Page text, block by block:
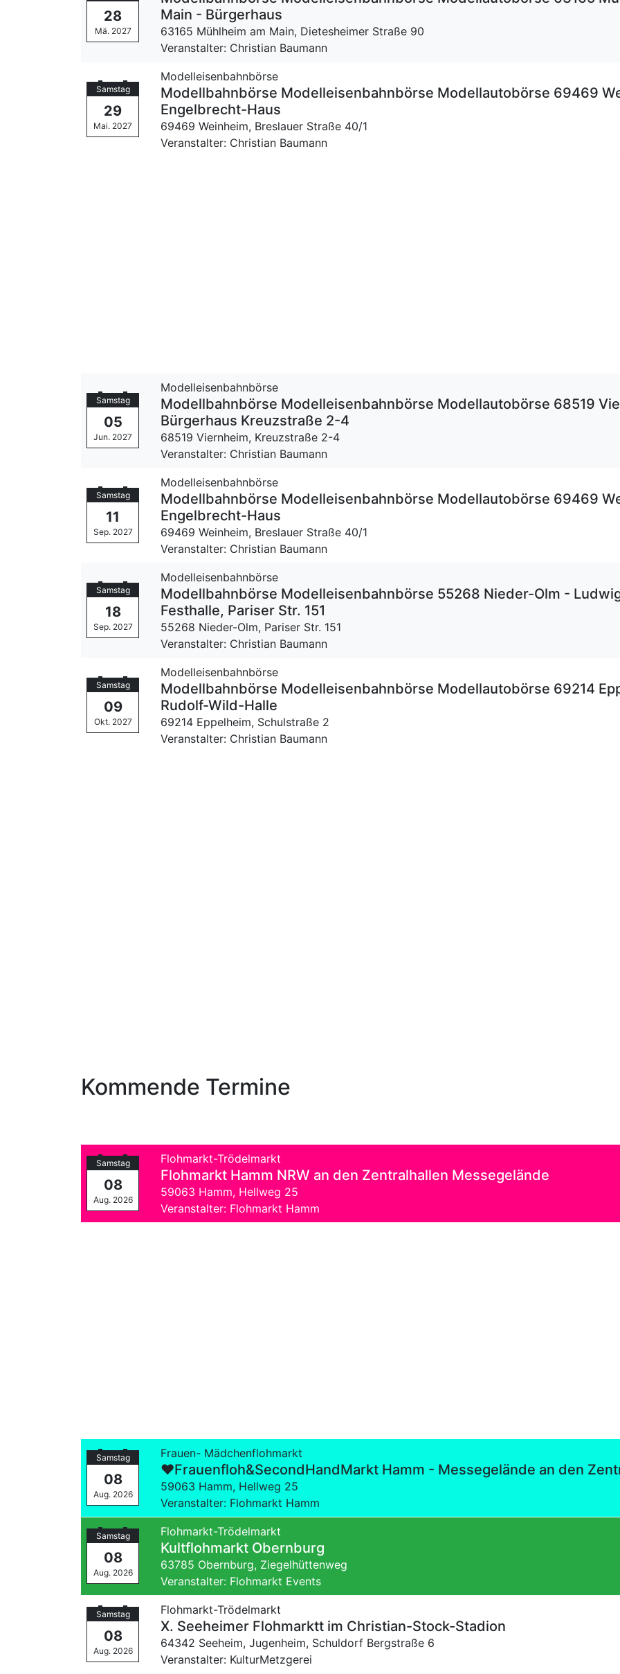
28
Mä. 2027
Main - Bürgerhaus
63165 Mühlheim am Main, Dietesheimer Straße 90
Veranstalter: Christian Baumann
Samstag
29
Mai. 2027
Modelleisenbahnbörse
Modellbahnbörse Modelleisenbahnbörse Modellautobörse 69469
Engelbrecht-Haus
69469 Weinheim, Breslauer Straße 40/1
Veranstalter: Christian Baumann
Samstag
05
Jun. 2027
Modelleisenbahnbörse
Modellbahnbörse Modelleisenbahnbörse Modellautobörse 68519
Bürgerhaus Kreuzstraße 2-4
68519 Viernheim, Kreuzstraße 2-4
Veranstalter: Christian Baumann
Samstag
11
Sep. 2027
Modelleisenbahnbörse
Modellbahnbörse Modelleisenbahnbörse Modellautobörse 69469
Engelbrecht-Haus
69469 Weinheim, Breslauer Straße 40/1
Veranstalter: Christian Baumann
Samstag
18
Sep. 2027
Modelleisenbahnbörse
Modellbahnbörse Modelleisenbahnbörse 55268 Nieder-Olm -
Festhalle, Pariser Str. 151
55268 Nieder-Olm, Pariser Str. 151
Veranstalter: Christian Baumann
Samstag
09
Okt. 2027
Modelleisenbahnbörse
Modellbahnbörse Modelleisenbahnbörse Modellautobörse 69214
Rudolf-Wild-Halle
69214 Eppelheim, Schulstraße 2
Veranstalter: Christian Baumann
Kommende Termine
Samstag
08
Aug. 2026
Flohmarkt-Trödelmarkt
Flohmarkt Hamm NRW an den Zentralhallen Messegelände
59063 Hamm, Hellweg 25
Veranstalter: Flohmarkt Hamm
Samstag
08
Aug. 2026
Frauen- Mädchenflohmarkt
❤Frauenfloh&SecondHandMarkt Hamm - Messegelände an den
59063 Hamm, Hellweg 25
Veranstalter: Flohmarkt Hamm
Samstag
08
Aug. 2026
Flohmarkt-Trödelmarkt
Kultflohmarkt Obernburg
63785 Obernburg, Ziegelhüttenweg
Veranstalter: Flohmarkt Events
Samstag
08
Aug. 2026
Flohmarkt-Trödelmarkt
X. Seeheimer Flohmarktt im Christian-Stock-Stadion
64342 Seeheim, Jugenheim, Schuldorf Bergstraße 6
Veranstalter: KulturMetzgerei